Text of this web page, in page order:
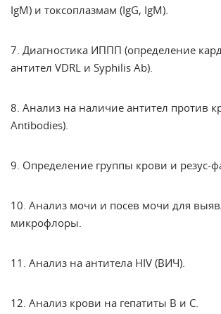
IgM) и токсоплазмам (IgG, IgM).
7. Диагностика ИППП (определение
антител VDRL и Syphilis Ab).
8. Анализ на наличие антител против
Antibodies).
9. Определение группы крови и резус-
10. Анализ мочи и посев мочи для
микрофлоры.
11. Анализ на антитела HIV (ВИЧ).
12. Анализ крови на гепатиты В и С.